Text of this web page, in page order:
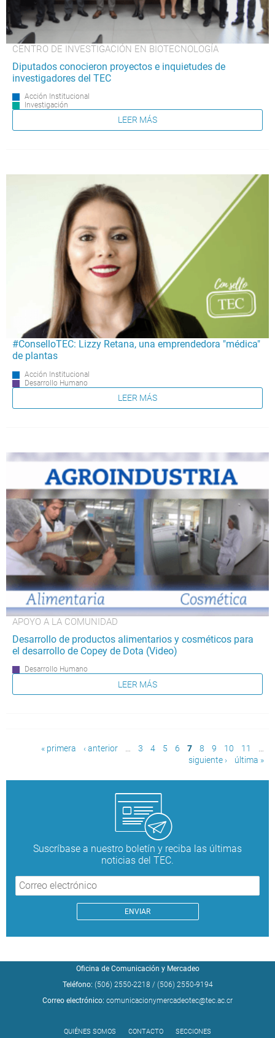
CENTRO DE INVESTIGACIÓN EN BIOTECNOLOGÍA
Diputados conocieron proyectos e inquietudes de
investigadores del TEC
Acción Institucional
Investigación
LEER MÁS
#ConselloTEC: Lizzy Retana, una emprendedora "médica"
de plantas
Acción Institucional
Desarrollo Humano
LEER MÁS
APOYO A LA COMUNIDAD
Desarrollo de productos alimentarios y cosméticos para
el desarrollo de Copey de Dota (Video)
Desarrollo Humano
LEER MÁS
Páginas« primera ‹ anterior … 3 4 5 6 7 8 9 10 11
…
siguiente ›
última »
Suscríbase a nuestro boletín y reciba las últimas
noticias del TEC.
Oficina de Comunicación y Mercadeo
Teléfono: (506) 2550-2218 / (506) 2550-9194
Correo electrónico: comunicacionymercadeotec@tec.ac.cr
QUIÉNES SOMOS CONTACTO SECCIONES